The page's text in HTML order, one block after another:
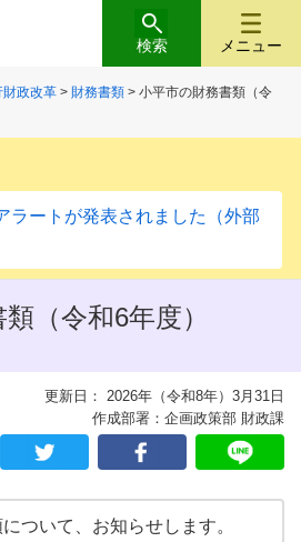
メニュー
検索
財政改革 >財務書類 > 小平市の財務書類（令
ラートが発表されました（外部
（令和6年度）
更新日： 2026年（令和8年）3月31日
作成部署：企画政策部 財政課
ついて、お知らせします。